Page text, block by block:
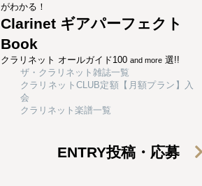
がわかる！
Clarinet ギアパーフェクト
Book
クラリネット オールガイド100 and more 選!!
ザ・クラリネット雑誌一覧
クラリネットCLUB定額【月額プラン】入
会
クラリネット楽譜一覧
ENTRY投稿・応募